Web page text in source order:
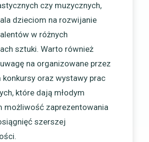
czy muzycznych,
dzieciom na rozwijanie
w różnych
sztuki. Warto również
na organizowane przez
konkursy oraz wystawy prac
które dają młodym
możliwość zaprezentowania
szerszej